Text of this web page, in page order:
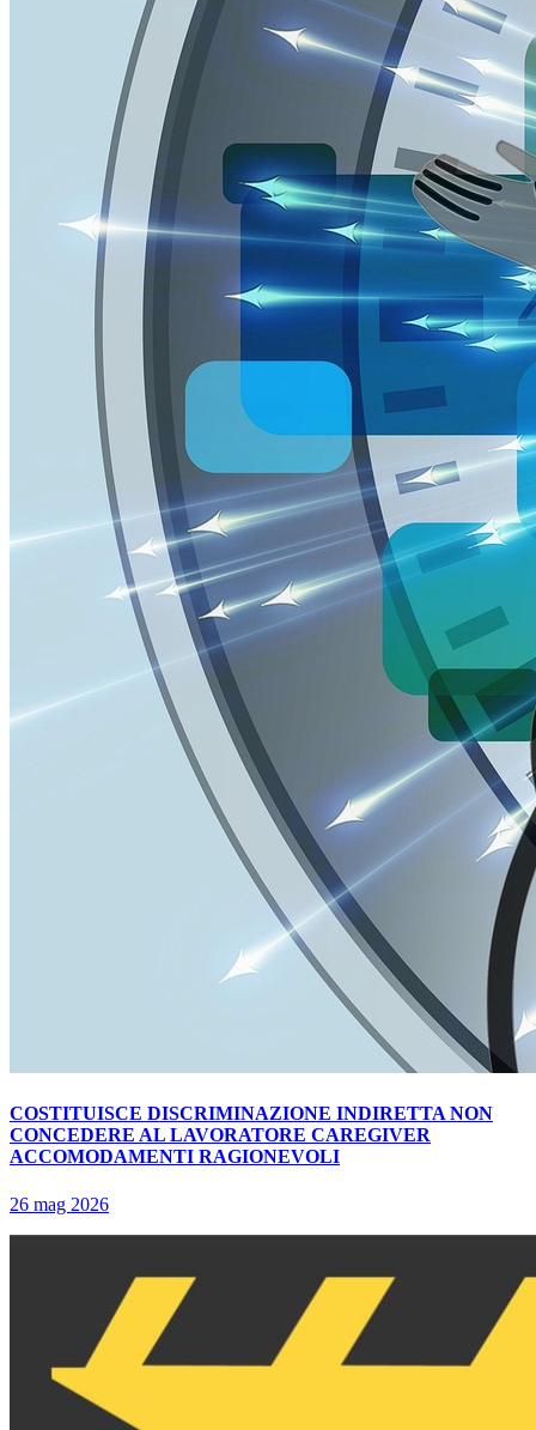
COSTITUISCE DISCRIMINAZIONE INDIRETTA NON
CONCEDERE AL LAVORATORE CAREGIVER
ACCOMODAMENTI RAGIONEVOLI
26 mag 2026